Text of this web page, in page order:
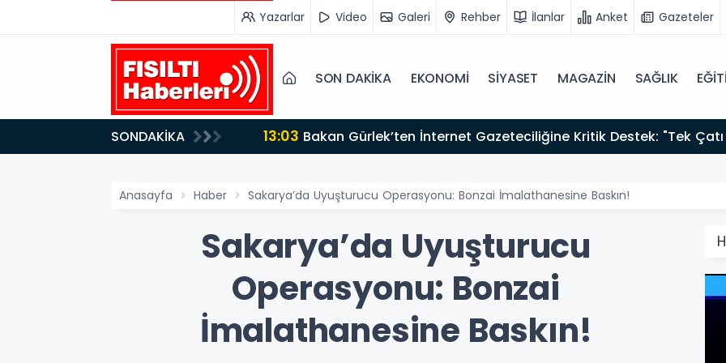
Yazarlar Video Galeri Rehber İlanlar Anket Gazeteler
SON DAKİKA EKONOMİ SİYASET MAGAZİN SAĞLIK
SONDAKİKA 13:03
Düzenlemeye Hazırız"
Anasayfa Haber Sakarya’da Uyuşturucu Operasyonu: Bonzai İmalathanesine Baskın!
Sakarya’da Uyuşturucu
Operasyonu: Bonzai
İmalathanesine Baskın!